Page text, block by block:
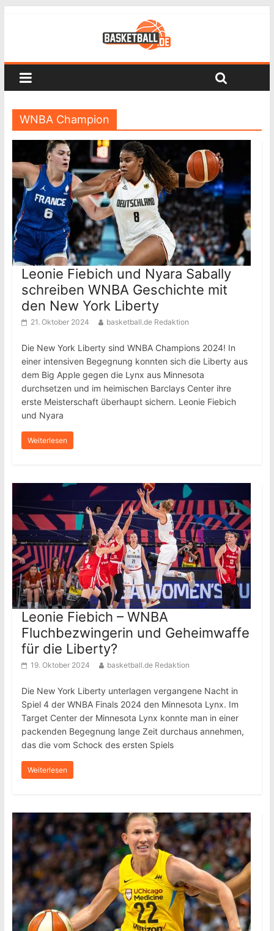
WNBA Champion
Leonie Fiebich und Nyara Sabally
schreiben WNBA Geschichte mit
den New York Liberty
21. Oktober 2024 basketball.de Redaktion
Die New York Liberty sind WNBA Champions 2024! In
einer intensiven Begegnung konnten sich die Liberty aus
dem Big Apple gegen die Lynx aus Minnesota
durchsetzen und im heimischen Barclays Center ihre
erste Meisterschaft überhaupt sichern. Leonie Fiebich
und Nyara
Weiterlesen
Leonie Fiebich – WNBA
Fluchbezwingerin und Geheimwaffe
für die Liberty?
19. Oktober 2024 basketball.de Redaktion
Die New York Liberty unterlagen vergangene Nacht in
Spiel 4 der WNBA Finals 2024 den Minnesota Lynx. Im
Target Center der Minnesota Lynx konnte man in einer
packenden Begegnung lange Zeit durchaus annehmen,
das die vom Schock des ersten Spiels
Weiterlesen